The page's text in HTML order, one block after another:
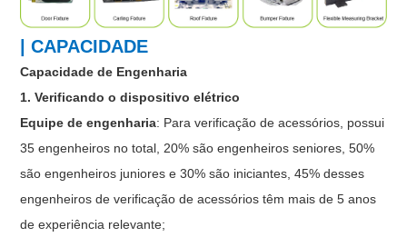
| CAPACIDADE
Capacidade de Engenharia
1. Verificando o dispositivo elétrico
Equipe de engenharia: Para verificação de acessórios, possui
35 engenheiros no total, 20% são engenheiros seniores, 50%
são engenheiros juniores e 30% são iniciantes, 45% desses
engenheiros de verificação de acessórios têm mais de 5 anos
de experiência relevante;